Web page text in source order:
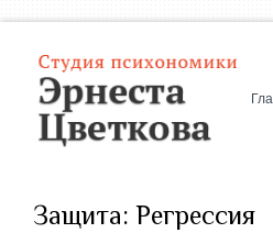
Защита: Регрессия